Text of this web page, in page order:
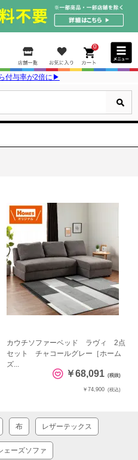
0
付与率が2倍に▶
カウチソファーベッド ラヴィ 2点
セット チャコールグレー［ホーム
ズ...
￥68,091 (税抜)
￥74,900 (税込)
布 レザーテックス
ェーズソファ